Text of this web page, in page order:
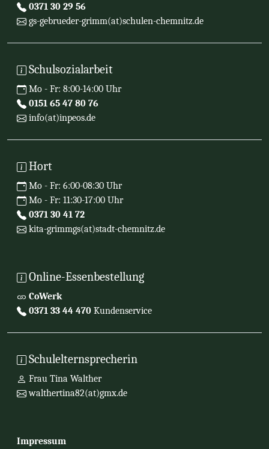
0371 30 29 56
gs-gebrueder-grimm(at)schulen-chemnitz.de
Schulsozialarbeit
Mo - Fr: 8:00-14:00 Uhr
0151 65 47 80 76
info(at)inpeos.de
Hort
Mo - Fr: 6:00-08:30 Uhr
Mo - Fr: 11:30-17:00 Uhr
0371 30 41 72
kita-grimmgs(at)stadt-chemnitz.de
Online-Essenbestellung
CoWerk
0371 33 44 470 Kundenservice
Schulelternsprecherin
Frau Tina Walther
walthertina82(at)gmx.de
Impressum